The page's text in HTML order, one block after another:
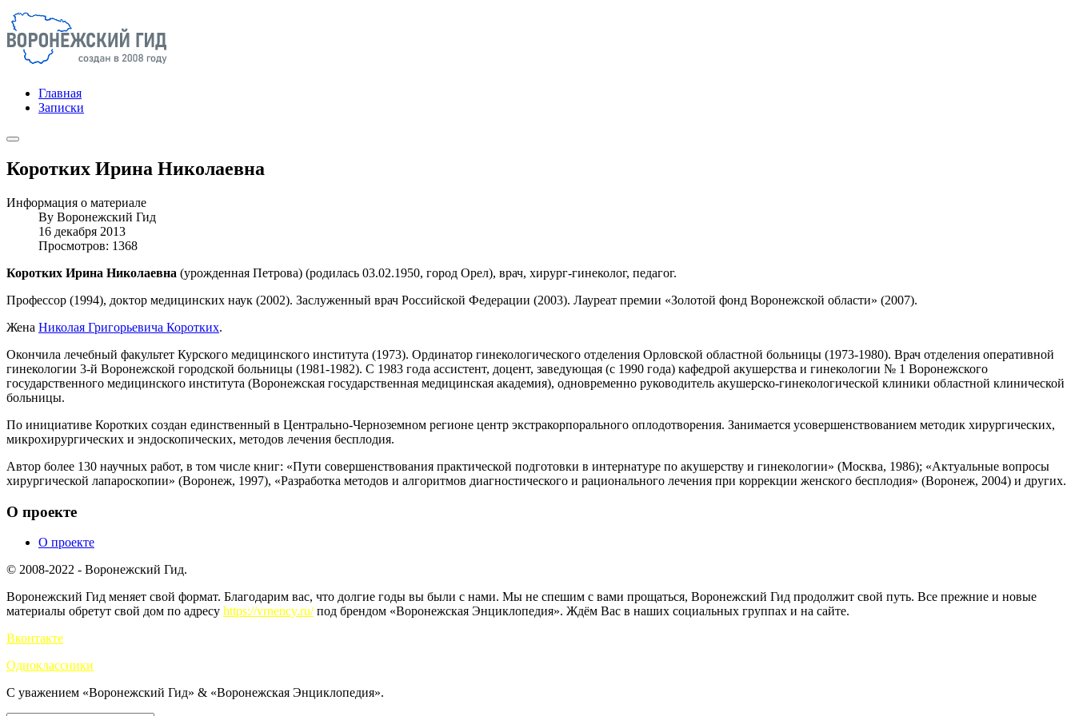
Главная
Записки
Коротких Ирина Николаевна
Информация о материале
By Воронежский Гид
16 декабря 2013
Просмотров: 1368
Коротких Ирина Николаевна (урожденная Петрова) (родилась 03.02.1950, город Орел), врач, хирург-гинеколог, педагог.
Профессор (1994), доктор медицинских наук (2002). Заслуженный врач Российской Федерации (2003). Лауреат премии «Золотой фонд Воронежской области» (2007).
Жена Николая Григорьевича Коротких.
Окончила лечебный факультет Курского медицинского института (1973). Ординатор гинекологического отделения Орловской областной больницы (1973-1980). Врач отделения оперативной
гинекологии 3-й Воронежской городской больницы (1981-1982). С 1983 года ассистент, доцент, заведующая (с 1990 года) кафедрой акушерства и гинекологии № 1 Воронежского
государственного медицинского института (Воронежская государственная медицинская академия), одновременно руководитель акушерско-гинекологической клиники областной клинической
больницы.
По инициативе Коротких создан единственный в Центрально-Черноземном регионе центр экстракорпорального оплодотворения. Занимается усовершенствованием методик хирургических,
микрохирургических и эндоскопических, методов лечения бесплодия.
Автор более 130 научных работ, в том числе книг: «Пути совершенствования практической подготовки в интернатуре по акушерству и гинекологии» (Москва, 1986); «Актуальные вопросы
хирургической лапароскопии» (Воронеж, 1997), «Разработка методов и алгоритмов диагностического и рационального лечения при коррекции женского бесплодия» (Воронеж, 2004) и других.
О проекте
О проекте
© 2008-2022 - Воронежский Гид.
Воронежский Гид меняет свой формат. Благодарим вас, что долгие годы вы были с нами. Мы не спешим с вами прощаться, Воронежский Гид продолжит свой путь. Все прежние и новые
материалы обретут свой дом по адресу https://vrnency.ru/под брендом «Воронежская Энциклопедия». Ждём Вас в наших социальных группах и на сайте.
Вконтакте
Одноклассники
С уважением «Воронежский Гид» & «Воронежская Энциклопедия».